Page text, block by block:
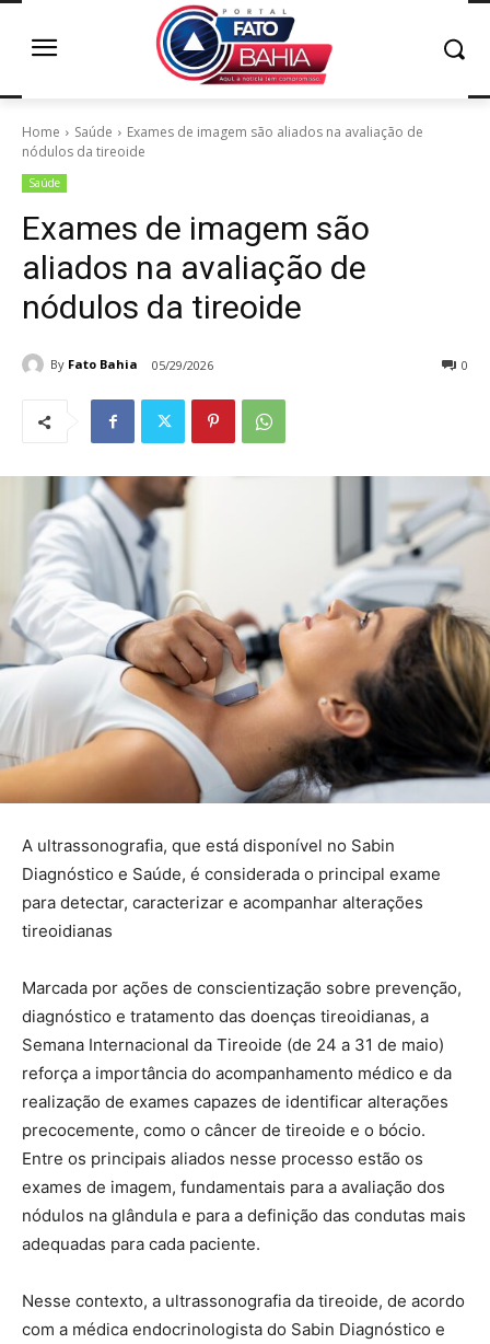
Home Saúde
Exames de imagem são aliados na avaliação de
nódulos da tireoide
Saúde
Exames de imagem são
aliados na avaliação de
nódulos da tireoide
By Fato Bahia 05/29/2026 0
A ultrassonografia, que está disponível no Sabin
Diagnóstico e Saúde, é considerada o principal exame
para detectar, caracterizar e acompanhar alterações
tireoidianas
Marcada por ações de conscientização sobre prevenção,
diagnóstico e tratamento das doenças tireoidianas, a
Semana Internacional da Tireoide (de 24 a 31 de maio)
reforça a importância do acompanhamento médico e da
realização de exames capazes de identificar alterações
precocemente, como o câncer de tireoide e o bócio.
Entre os principais aliados nesse processo estão os
exames de imagem, fundamentais para a avaliação dos
nódulos na glândula e para a definição das condutas mais
adequadas para cada paciente.
Nesse contexto, a ultrassonografia da tireoide, de acordo
com a médica endocrinologista do Sabin Diagnóstico e